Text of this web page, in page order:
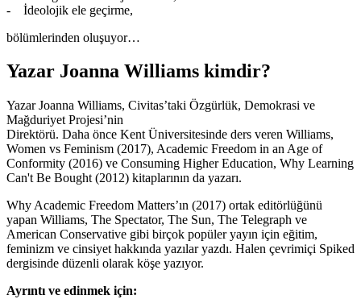
- İdeolojik ele geçirme,
bölümlerinden oluşuyor…
Yazar Joanna Williams kimdir?
Yazar Joanna Williams, Civitas’taki Özgürlük, Demokrasi ve
Mağduriyet Projesi’nin
Direktörü. Daha önce Kent Üniversitesinde ders veren Williams,
Women vs Feminism (2017), Academic Freedom in an Age of
Conformity (2016) ve Consuming Higher Education, Why Learning
Can't Be Bought (2012) kitaplarının da yazarı.
Why Academic Freedom Matters’ın (2017) ortak editörlüğünü
yapan Williams, The Spectator, The Sun, The Telegraph ve
American Conservative gibi birçok popüler yayın için eğitim,
feminizm ve cinsiyet hakkında yazılar yazdı. Halen çevrimiçi Spiked
dergisinde düzenli olarak köşe yazıyor.
Ayrıntı ve edinmek için: